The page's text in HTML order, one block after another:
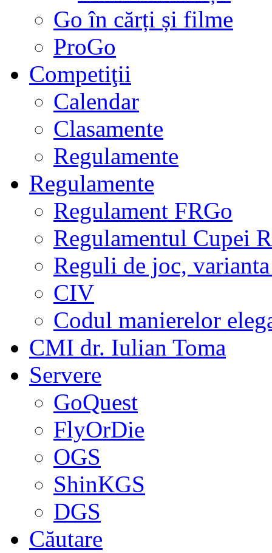
Go în cărți și filme
ProGo
Competiţii
Calendar
Clasamente
Regulamente
Regulamente
Regulament FRGo
Regulamentul Cupei
Reguli de joc,
CIV
Codul manierelor
CMI dr. Iulian Toma
Servere
GoQuest
FlyOrDie
OGS
ShinKGS
DGS
Căutare